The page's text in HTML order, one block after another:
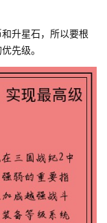
升星石，所以要根
先级。